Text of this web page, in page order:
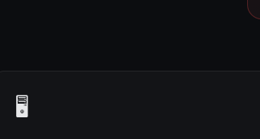
🖥️